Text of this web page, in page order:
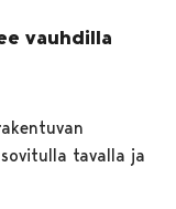
vauhdilla
tavalla ja